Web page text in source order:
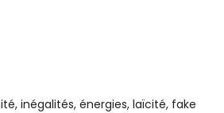
inégalités, énergies, laïcité, fake